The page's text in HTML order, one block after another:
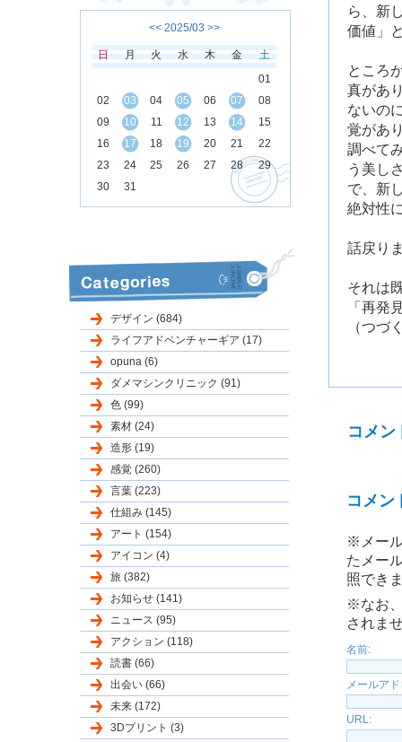
<< 2025/03 >>
日 月 火 水 木 金
土
01
02
03 04 05 06 07
08
09
10 11 12 13 14
15
16
17 18 19 20 21
22
23
24 25 26 27 28
29
30
31
デザイン (684)
ライフアドベンチャーギア (17)
opuna (6)
ダメマシンクリニック (91)
色 (99)
素材 (24)
造形 (19)
感覚 (260)
言葉 (223)
仕組み (145)
アート (154)
アイコン (4)
旅 (382)
お知らせ (141)
ニュース (95)
アクション (118)
読書 (66)
出会い (66)
未来 (172)
3Dプリント (3)
ら、新
価値」
ところ
真があ
ないの
覚があ
調べて
う美し
で、新
絶対性
話戻り
それは
「再発
（つづ
コメン
コメン
※メー
たメー
照でき
※なお
されま
名前:
メールア
URL: